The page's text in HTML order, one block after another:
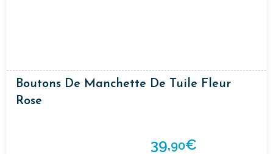
Boutons De Manchette De Tuile Fleur
Rose
39,90€